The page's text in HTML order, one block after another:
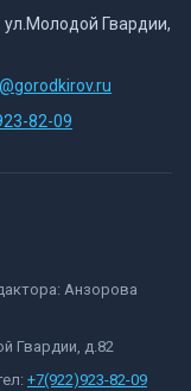
ул.Молодой Гвардии,
82-09
Анзорова
Гвардии, д.82
+7(922)923-82-09